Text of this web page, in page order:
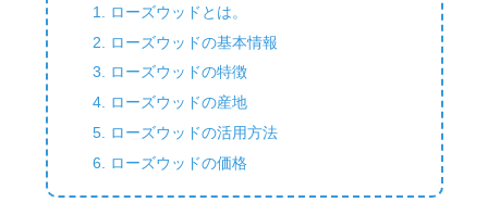
ローズウッドとは。
ローズウッドの基本情報
ローズウッドの特徴
ローズウッドの産地
ローズウッドの活用方法
ローズウッドの価格